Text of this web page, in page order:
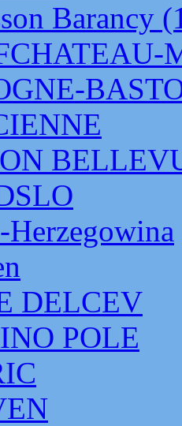
Barancy
Herzegowina
DELCEV
POLE